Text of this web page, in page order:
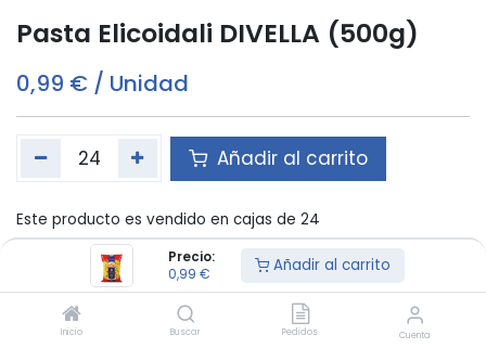
Precio:
0,99 € Añadir al carrito
Inicio Buscar Pedidos Cuenta
Pasta Elicoidali DIVELLA (500g)
0,99 € / Unidad
Añadir al carrito
Este producto es vendido en cajas de 24
Términos y condiciones: